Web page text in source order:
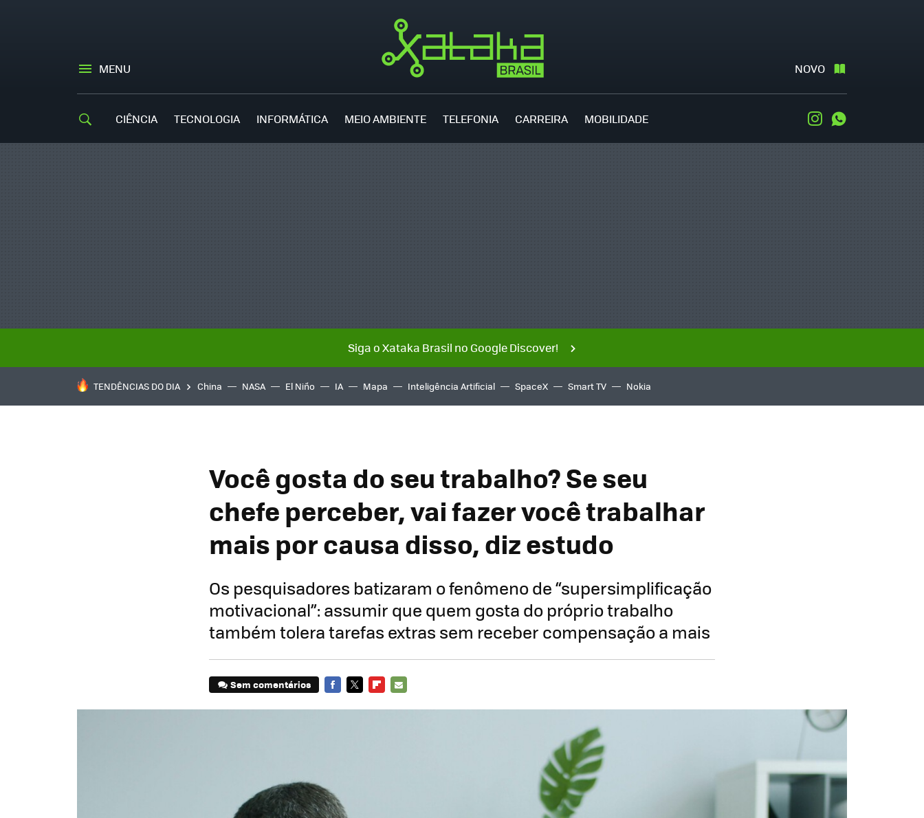
MENU NOVO
CIÊNCIA TECNOLOGIA INFORMÁTICA MEIO AMBIENTE TELEFONIA CARREIRA MOBILIDADE Instagram
Siga o Xataka Brasil no Google Discover!
TENDÊNCIAS DO DIA China NASA El Niño IA Mapa Inteligência Artificial SpaceX Smart TV Nokia
Você gosta do seu trabalho? Se seu
chefe perceber, vai fazer você trabalhar
mais por causa disso, diz estudo
Os pesquisadores batizaram o fenômeno de “supersimplificação
motivacional”: assumir que quem gosta do próprio trabalho
também tolera tarefas extras sem receber compensação a mais
Sem comentários